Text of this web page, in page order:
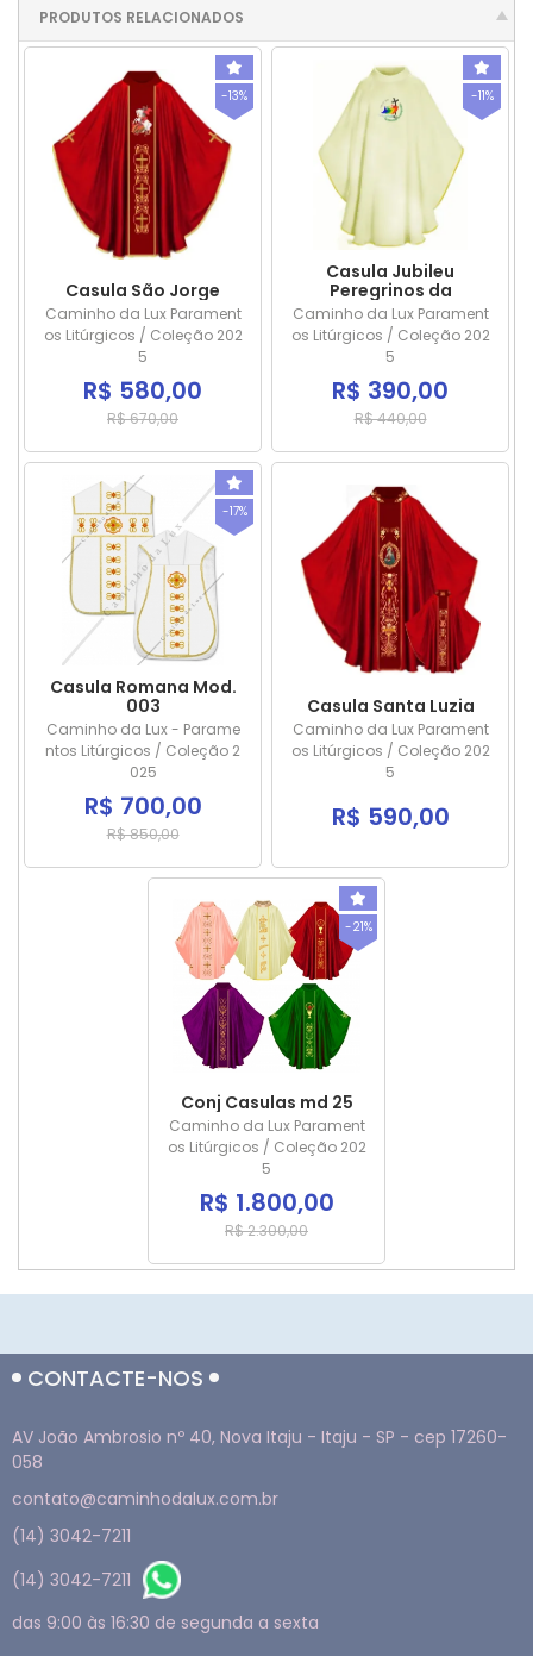
PRODUTOS RELACIONADOS
-13%
Casula São Jorge
Caminho da Lux Parament
os Litúrgicos / Coleção 202
5
R$ 580,00
R$ 670,00
-11%
Casula Jubileu
Peregrinos da
Esperança md2
Caminho da Lux Parament
os Litúrgicos / Coleção 202
5
R$ 390,00
R$ 440,00
-17%
Casula Romana Mod.
003
Caminho da Lux - Parame
ntos Litúrgicos / Coleção 2
025
R$ 700,00
R$ 850,00
Casula Santa Luzia
Caminho da Lux Parament
os Litúrgicos / Coleção 202
5
R$ 590,00
-21%
Conj Casulas md 25
Caminho da Lux Parament
os Litúrgicos / Coleção 202
5
R$ 1.800,00
R$ 2.300,00
CONTACTE-NOS
AV João Ambrosio nº 40, Nova Itaju - Itaju - SP - cep 17260-
058
contato@caminhodalux.com.br
(14) 3042-7211
(14) 3042-7211
das 9:00 às 16:30 de segunda a sexta